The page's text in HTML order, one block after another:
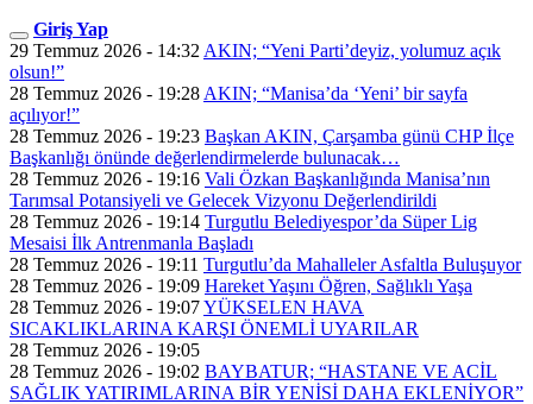
Giriş Yap
29 Temmuz 2026 - 14:32 AKIN; “Yeni Parti’deyiz, yolumuz açık
olsun!”
28 Temmuz 2026 - 19:28 AKIN; “Manisa’da ‘Yeni’ bir sayfa
açılıyor!”
28 Temmuz 2026 - 19:23 Başkan AKIN, Çarşamba günü CHP İlçe
Başkanlığı önünde değerlendirmelerde bulunacak…
28 Temmuz 2026 - 19:16 Vali Özkan Başkanlığında Manisa’nın
Tarımsal Potansiyeli ve Gelecek Vizyonu Değerlendirildi
28 Temmuz 2026 - 19:14 Turgutlu Belediyespor’da Süper Lig
Mesaisi İlk Antrenmanla Başladı
28 Temmuz 2026 - 19:11 Turgutlu’da Mahalleler Asfaltla Buluşuyor
28 Temmuz 2026 - 19:09 Hareket Yaşını Öğren, Sağlıklı Yaşa
28 Temmuz 2026 - 19:07YÜKSELEN HAVA
SICAKLIKLARINA KARŞI ÖNEMLİ UYARILAR
28 Temmuz 2026 - 19:05
28 Temmuz 2026 - 19:02 BAYBATUR; “HASTANE VE ACİL
SAĞLIK YATIRIMLARINA BİR YENİSİ DAHA EKLENİYOR”